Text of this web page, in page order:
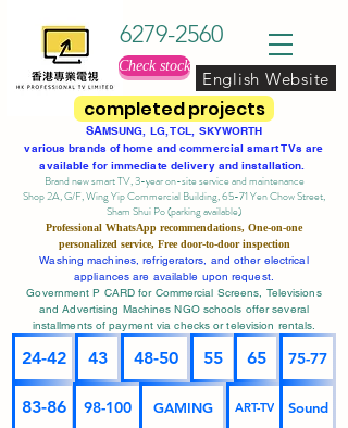
completed projects
6279-2560
Check stock
English Website
SAMSUNG, LG, TCL, SKYWORTH
various brands of home and commercial smart TVs are
available for immediate delivery and installation.
Brand new smart TV, 3-year on-site serviceand maintenance
Shop 2A, G/F, Wing Yip Commercial Building, 65-71 Yen Chow Street,
Sham Shui Po (parking available)
Professional WhatsApp recommendations, One-on-one
personalized service, Free door-to-door inspection
Washing machines, refrigerators, and other electrical
appliances are available upon request.
Government P CARD for Commercial Screens, Televisions
and Advertising Machines NGO schools offer several
installments of payment via checks or television rentals.
24-42 43 48-50 55 65 75-77
83-86 98-100 GAMING ART-TV Sound